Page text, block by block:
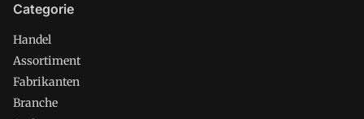
Categorie
Handel
Assortiment
Fabrikanten
Branche